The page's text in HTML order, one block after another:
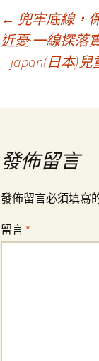
← 兜牢底線，
近憂·一線探落
japan(日本)兒
發佈留言
發佈留言必須填寫
留言 *